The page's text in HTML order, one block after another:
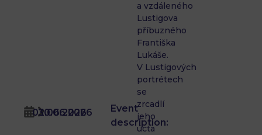
02.06.2026
30.06.2026
Event
description:
a vzdáleného
Lustigova
příbuzného
Františka
Lukáše.
V Lustigových
portrétech
se
zrcadlí
jeho
úcta